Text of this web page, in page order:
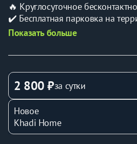
🔥 Круглосуточное
✔️ Бесплатная парковка на
- Двуспальная кровать и
- Оборудованная зона кухни с
- Телевизор и WI-FI;
- Постельное белье, полотенца,
душа, мыло, фен, тапочки;
- Стиральная машина, утюг;
Показать больше
2 800 ₽за сутки
Новое
Khadi Home